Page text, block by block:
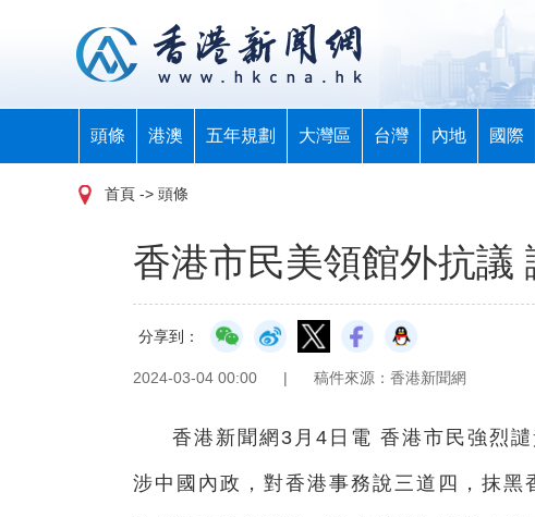
頭條 港澳 五年規劃 大灣區 台灣 內地 國際
首頁 -> 頭條
香港市民美領館外抗議
分享到：
2024-03-04 00:00 | 稿件來源：香港新聞網
香港新聞網3月4日電 香港市民強烈
涉中國內政，對香港事務說三道四，抹